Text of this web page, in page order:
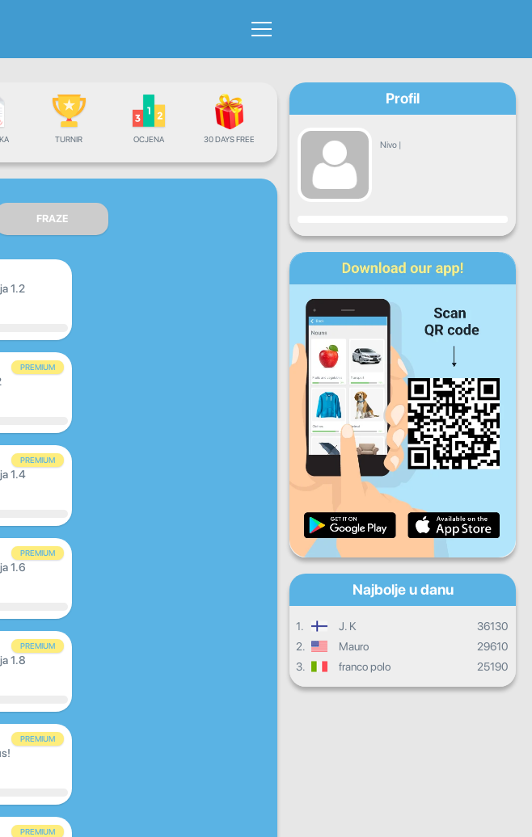
TURNIR OCJENA 30 DAYS FREE
FRAZE
1.2
PREMIUM
PREMIUM
1.4
PREMIUM
1.6
PREMIUM
1.8
PREMIUM
PREMIUM
Profil
Nivo |
Napredak
Pon Sri Čet
Sub Ned
Dnevni progres
Mjesečni progres
Ukupni progres
Najbolje u danu
1. J. K
36130
2.
Mauro
29610
3.
franco polo 25190